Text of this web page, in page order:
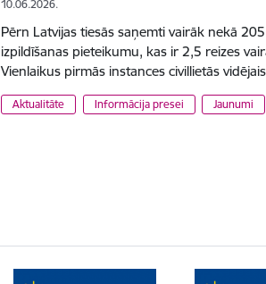
10.06.2026.
Pērn Latvijas tiesās saņemti vairāk nekā
izpildīšanas pieteikumu, kas ir 2,5 reizes
Vienlaikus pirmās instances civillietās
Aktualitāte Informācija presei Jaunumi